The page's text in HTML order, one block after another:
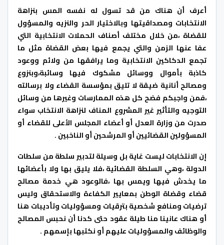
أعرف أن هناك من قد تسول له نفسه المس بنزاهة
الانتخابات ومصداقيتها وبالاختيار الحر والنزيه والمسؤول
للقضاة ،من خلال مختلف أصناف الحملات الانتخابية التي
عفا عنها الزمن والتي يجمع فيها بعض القضاة مثل ما
تجمع الدكاكين الانتخابية وما يرافقها من ولائم ووعود
كاذبة بأموال ووسائل مشكوك فيها وسائبة،وبنزوع
ومصالح أنانية ضيقة لا تليق بمؤسسة القضاء ولا برسالته
،فمن واجبكم فضح كل هذه الممارسات وغيرها من وسائل
التوجيه والتأثير غير المشروع المناف لنزاهة الانتخاب سواء
صدرت من وزارة العدل أو أعضاء المجلس الأعلى للقضاء أو
المسؤولين القضائيين أو المرشحين أو الناخبين .
إن الانتخابات ليست غاية بل وسيلة لتدبير سلطة من سلطات
الدولة ،وهي السلطة القضائية ،فلا يليق بها ولا بأعضائها
ما يخدش فيها ويمس بها ،فالوعود هي خدمة مصالح
قضاء وقضاة الوطن بمعايير الكفاءة والاستحقاق وليس
ترضيات ومنافع شخصية بترقيات ومسؤوليات وتأديبات هنا
أو هناك عانينا منا طيلة عقود حتى كدنا أن نحبس المصالح
والوظائف والمسؤوليات عليهم أو نكتبها بإسمهم .